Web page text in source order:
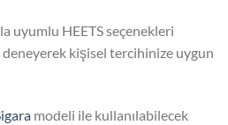
uyumlu HEETS seçenekleri
deneyerek kişisel tercihinize uygun
modeli ile kullanılabilecek